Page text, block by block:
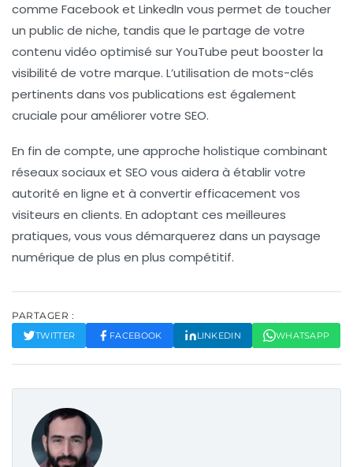
comme Facebooket LinkedIn vous permet de toucher
un public de niche, tandis que le partage de votre
contenu vidéo optimisé surYouTube peut booster la
visibilité de votre marque. L’utilisation de mots-clés
pertinents dans vos publications est également
cruciale pour améliorer votre SEO.
En fin de compte, une approche holistique combinant
réseaux sociauxet SEO vous aidera à établir votre
autorité en ligne et à convertir efficacement vos
visiteurs en clients. En adoptant ces meilleures
pratiques, vous vous démarquerez dans un paysage
numérique de plus en plus compétitif.
PARTAGER :
TWITTER FACEBOOK LINKEDIN WHATSAPP